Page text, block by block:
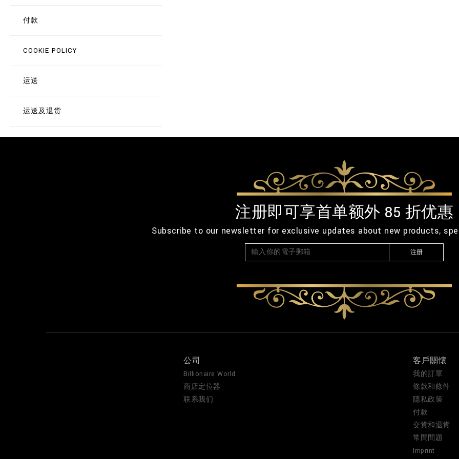
付款
COOKIE POLICY
运送
运送及退货
注册即可享首单额外 85 折优惠
Subscribe to our newsletter for exclusive updates about new products,
注册
公司
Billionaire World
商店定位器
联系我们
客戶關懷
我的訂單
條款和條件
隱私政策
付款
交貨和退貨
常問問題
Imprint